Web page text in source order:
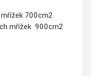
700cm2
mřížek 900cm2